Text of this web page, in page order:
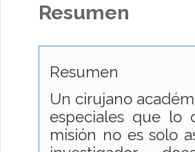
Resumen
Resumen
Un cirujano
especiales que lo
misión no es solo